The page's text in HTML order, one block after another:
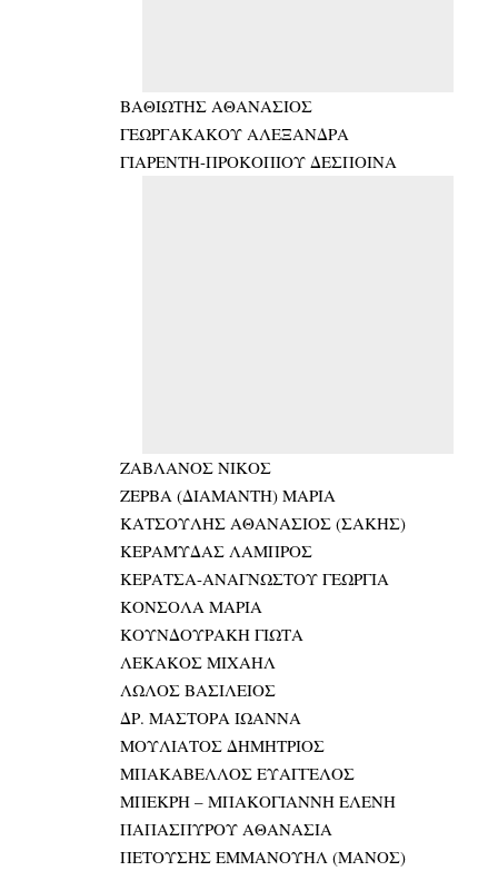
ΒΑΘΙΩΤΗΣ ΑΘΑΝΑΣΙΟΣ
ΓΕΩΡΓΑΚΑΚΟΥ ΑΛΕΞΑΝΔΡΑ
ΓΙΑΡΕΝΤΗ-ΠΡΟΚΟΠΙΟΥ ΔΕΣΠΟΙΝΑ
ΖΑΒΛΑΝΟΣ ΝΙΚΟΣ
ΖΕΡΒΑ (ΔΙΑΜΑΝΤΗ) ΜΑΡΙΑ
ΚΑΤΣΟΥΛΗΣ ΑΘΑΝΑΣΙΟΣ (ΣΑΚΗΣ)
ΚΕΡΑΜΥΔΑΣ ΛΑΜΠΡΟΣ
ΚΕΡΑΤΣΑ-ΑΝΑΓΝΩΣΤΟΥ ΓΕΩΡΓΙΑ
ΚΟΝΣΟΛΑ ΜΑΡΙΑ
ΚΟΥΝΔΟΥΡΑΚΗ ΓΙΩΤΑ
ΛΕΚΑΚΟΣ ΜΙΧΑΗΛ
ΛΩΛΟΣ ΒΑΣΙΛΕΙΟΣ
ΔΡ. ΜΑΣΤΟΡΑ ΙΩΑΝΝΑ
ΜΟΥΛΙΑΤΟΣ ΔΗΜΗΤΡΙΟΣ
ΜΠΑΚΑΒΕΛΛΟΣ ΕΥΑΓΓΕΛΟΣ
ΜΠΕΚΡΗ – ΜΠΑΚΟΓΙΑΝΝΗ ΕΛΕΝΗ
ΠΑΠΑΣΠΥΡΟΥ ΑΘΑΝΑΣΙΑ
ΠΕΤΟΥΣΗΣ ΕΜΜΑΝΟΥΗΛ (ΜΑΝΟΣ)